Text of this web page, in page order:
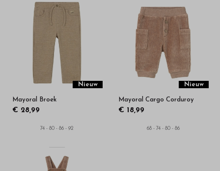
Nieuw
Mayoral Broek
€ 28,99
74 - 80 - 86 - 92
Nieuw
Mayoral Cargo Corduroy
€ 18,99
68 - 74 - 80 - 86